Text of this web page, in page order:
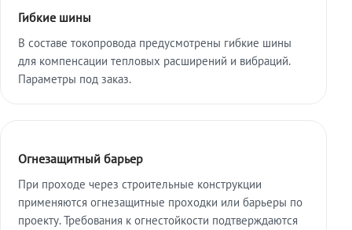
Гибкие шины
В составе токопровода предусмотрены гибкие шины
для компенсации тепловых расширений и вибраций.
Параметры под заказ.
Огнезащитный барьер
При проходе через строительные конструкции
применяются огнезащитные проходки или барьеры по
проекту. Требования к огнестойкости подтверждаются